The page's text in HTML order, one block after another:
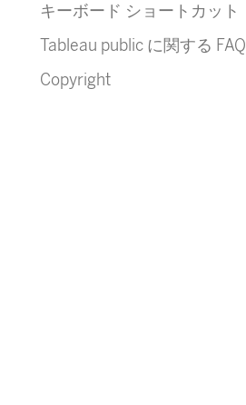
キーボード ショートカット
Tableau public に関する FAQ
Copyright